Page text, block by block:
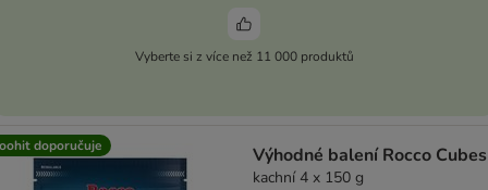
Vyberte si z více než 11 000 produktů
doporučuje Výhodné balení Rocco Cubes
kachní 4 x 150 g